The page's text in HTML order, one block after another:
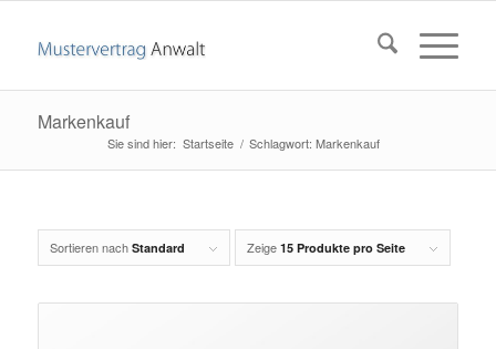
Markenkauf
Startseite / Schlagwort: Markenkauf
Sortieren nach Standard Zeige 15 Produkte pro Seite